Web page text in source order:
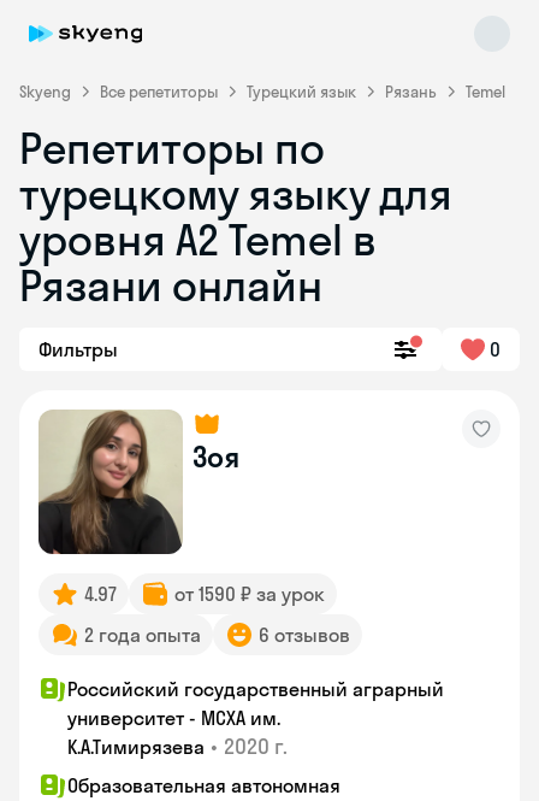
Skyeng Все репетиторы Турецкий язык Рязань Temel
Репетиторы по
турецкому языку для
уровня A2 Temel в
Рязани онлайн
Фильтры 0
Зоя
4.97
от 1590 ₽ за урок
2 года опыта
6 отзывов
Российский государственный аграрный
университет - МСХА им.
К.А.Тимирязева • 2020 г.
Образовательная автономная